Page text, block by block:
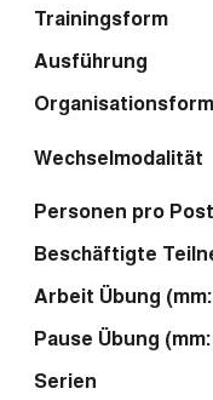
Trainingsform
Ausführung
Organisationsform
Wechselmodalität
Personen pro
Beschäftigte
Arbeit Übung
Pause Übung
Serien